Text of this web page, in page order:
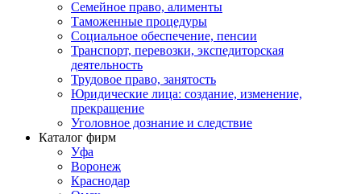
Семейное право, алименты
Таможенные процедуры
Социальное обеспечение, пенсии
Транспорт, перевозки, экспедиторская
деятельность
Трудовое право, занятость
Юридические лица: создание, изменение,
прекращение
Уголовное дознание и следствие
Каталог фирм
Уфа
Воронеж
Краснодар